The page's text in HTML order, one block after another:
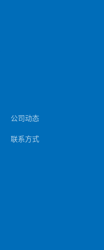
公司动态
联系方式